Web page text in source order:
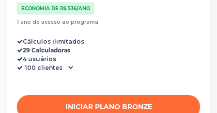
ECONOMIA DE R$ 536/ANO
1 ano de acesso ao programa
Cálculos ilimitados
29 Calculadoras
4 usuários
INICIAR PLANO BRONZE